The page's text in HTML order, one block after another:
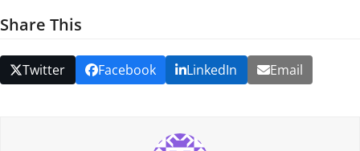
Share This
Twitter Facebook LinkedIn Email